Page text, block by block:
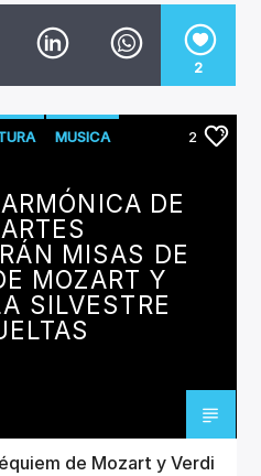
2
MUSICA 2
DE
MISAS DE
MOZART Y
SILVESTRE
de Mozart y Verdi